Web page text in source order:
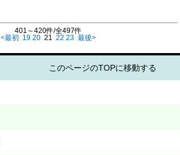
401～420件/全497件
<最初 19 20 21 22 23 最後>
このページのTOPに移動する